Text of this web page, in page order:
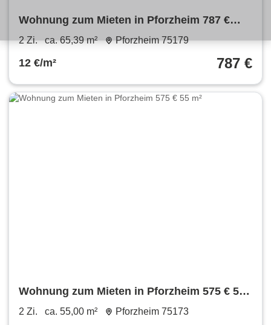
Wohnung zum Mieten in Pforzheim 787 €
65.39 m²
2 Zi. ca. 65,39 m² Pforzheim 75179
12 €/m² 787 €
Wohnung zum Mieten in Pforzheim 575 € 55
m²
2 Zi. ca. 55,00 m² Pforzheim 75173